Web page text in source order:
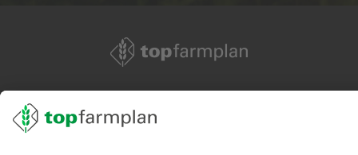
service@topfarmplan.de